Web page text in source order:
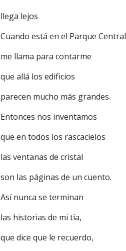
llega lejos
Cuando está en el Parque Central
me llama para contarme
que allá los edificios
parecen mucho más grandes.
Entonces nos inventamos
que en todos los rascacielos
las ventanas de cristal
son las páginas de un cuento.
Así nunca se terminan
las historias de mi tía,
que dice que le recuerdo,